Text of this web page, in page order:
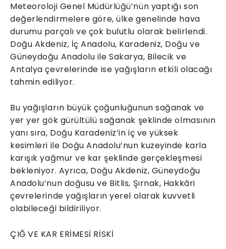
Meteoroloji Genel Müdürlüğü’nün yaptığı son
değerlendirmelere göre, ülke genelinde hava
durumu parçalı ve çok bulutlu olarak belirlendi.
Doğu Akdeniz, İç Anadolu, Karadeniz, Doğu ve
Güneydoğu Anadolu ile Sakarya, Bilecik ve
Antalya çevrelerinde ise yağışların etkili olacağı
tahmin ediliyor.
Bu yağışların büyük çoğunluğunun sağanak ve
yer yer gök gürültülü sağanak şeklinde olmasının
yanı sıra, Doğu Karadeniz’in iç ve yüksek
kesimleri ile Doğu Anadolu’nun kuzeyinde karla
karışık yağmur ve kar şeklinde gerçekleşmesi
bekleniyor. Ayrıca, Doğu Akdeniz, Güneydoğu
Anadolu’nun doğusu ve Bitlis, Şırnak, Hakkâri
çevrelerinde yağışların yerel olarak kuvvetli
olabileceği bildiriliyor.
ÇIĞ VE KAR ERİMESİ RİSKİ